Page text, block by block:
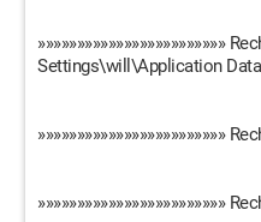
»»»»»»»»»»»»»»»»»»»»»»»»
Settings\will\Application Data
»»»»»»»»»»»»»»»»»»»»»»»»
»»»»»»»»»»»»»»»»»»»»»»»»